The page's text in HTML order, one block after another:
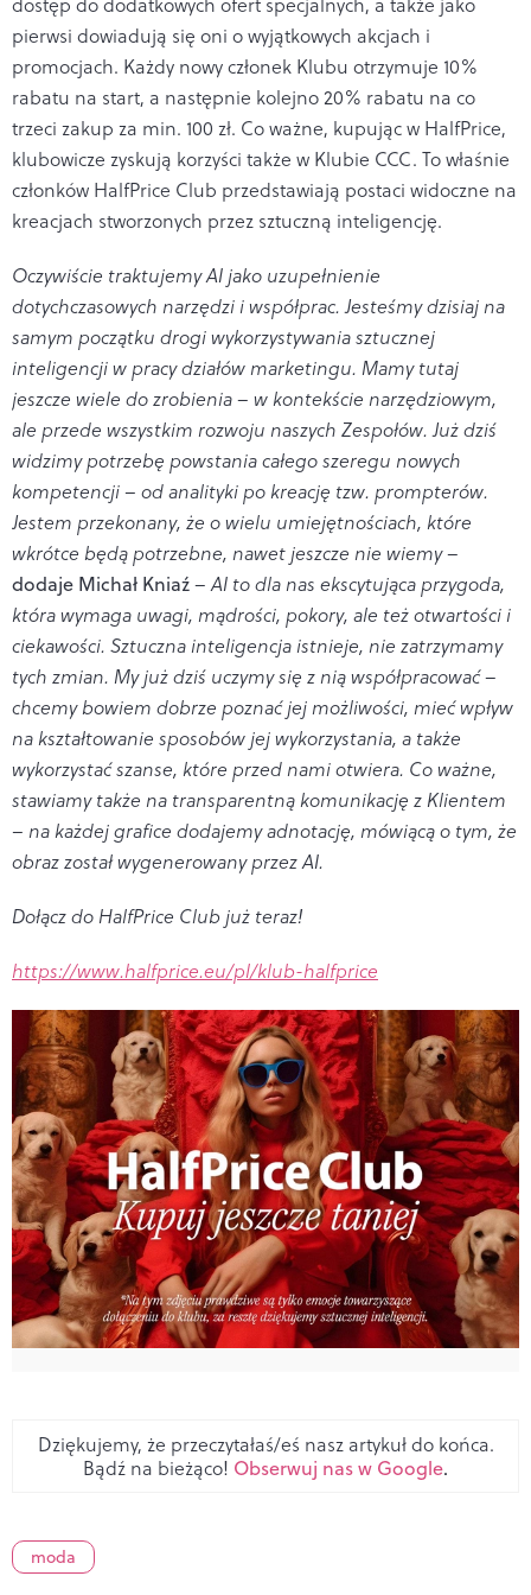
pierwsi dowiadują się oni o wyjątkowych akcjach i
promocjach. Każdy nowy członek Klubu otrzymuje 10%
rabatu na start, a następnie kolejno 20% rabatu na co
trzeci zakup za min. 100 zł. Co ważne, kupując w HalfPrice,
klubowicze zyskują korzyści także w Klubie CCC. To właśnie
członków HalfPrice Club przedstawiają postaci widoczne na
kreacjach stworzonych przez sztuczną inteligencję.
Oczywiście traktujemy AI jako uzupełnienie
dotychczasowych narzędzi i współprac. Jesteśmy dzisiaj na
samym początku drogi wykorzystywania sztucznej
inteligencji w pracy działów marketingu. Mamy tutaj
jeszcze wiele do zrobienia– w kontekście narzędziowym,
ale przede wszystkim rozwoju naszych Zespołów. Już dziś
widzimy potrzebę powstania całego szeregu nowych
kompetencji – od analityki po kreację tzw. prompterów.
Jestem przekonany, że o wielu umiejętnościach, które
wkrótce będą potrzebne, nawet jeszcze nie wiemy–
dodaje Michał Kniaź–AI to dla nas ekscytująca przygoda,
która wymaga uwagi, mądrości, pokory, ale też otwartości i
ciekawości. Sztuczna inteligencja istnieje, nie zatrzymamy
tych zmian. My już dziś uczymy się z nią współpracować–
chcemy bowiem dobrze poznać jej możliwości, mieć wpływ
na kształtowanie sposobów jej wykorzystania, a także
wykorzystać szanse, które przed nami otwiera. Co ważne,
stawiamy także na transparentną komunikację z Klientem
– na każdej grafice dodajemy adnotację, mówiącą o tym, że
obraz został wygenerowany przez AI.
Dołącz do HalfPrice Club już teraz!
https://www.halfprice.eu/pl/klub-halfprice
Dziękujemy, że przeczytałaś/eś nasz artykuł do końca.
Bądź na bieżąco! Obserwuj nas w Google.
moda